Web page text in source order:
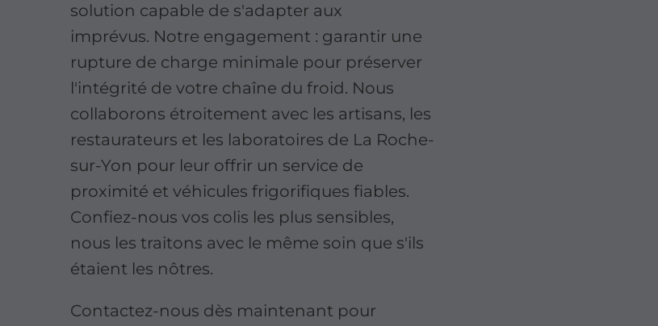
solution capable de s'adapter aux
imprévus. Notre engagement : garantir une
rupture de charge minimale pour préserver
l'intégrité de votre chaîne du froid. Nous
collaborons étroitement avec les artisans, les
restaurateurs et les laboratoires de La Roche-
sur-Yon pour leur offrir un service de
proximité et véhicules frigorifiques fiables.
Confiez-nous vos colis les plus sensibles,
nous les traitons avec le même soin que s'ils
étaient les nôtres.
Contactez-nous dès maintenant pour